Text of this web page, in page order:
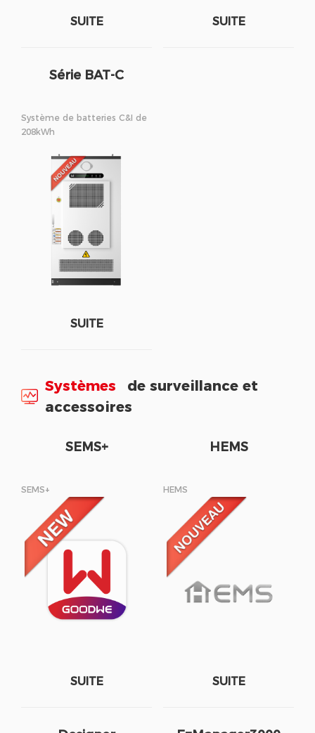
SUITE SUITE
Série BAT-C
Système de batteries C&I de
208kWh
SUITE
Systèmes
de surveillance et
accessoires
SEMS+
SEMS+
SUITE
HEMS
HEMS
SUITE